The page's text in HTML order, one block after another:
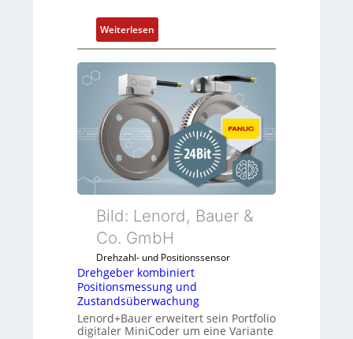
Weiterlesen
D
r
e
h
g
b
e
r
k
o
b
i
n
i
r
Bild: Lenord, Bauer &
Co. GmbH
Drehzahl- und Positionssensor
Drehgeber kombiniert
Positionsmessung und
Zustandsüberwachung
Lenord+Bauer erweitert sein Portfolio
digitaler MiniCoder um eine Variante